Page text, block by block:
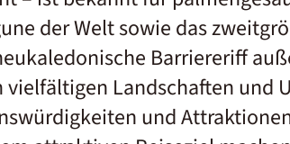
der Welt sowie das
Barriereriff
Landschaften und
und